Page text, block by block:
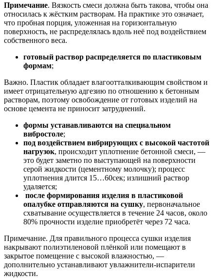
Примечание. Вязкость смеси должна быть такова, чтобы она
относилась к жёстким растворам. На практике это означает,
что пробная порция, уложенная на горизонтальную
поверхность, не распределялась вдоль неё под воздействием
собственного веса.
готовый раствор распределяется по пластиковым
формам;
Важно. Пластик обладает влагоотталкивающим свойством и
имеет отрицательную адгезию по отношению к бетонным
растворам, поэтому освобождение от готовых изделий на
основе цемента не приносит затруднений.
формы устанавливаются на специальном
вибростоле;
под воздействием вибрирующих с высокой частотой
нагрузок, происходит уплотнение бетонной смеси, —
это будет заметно по выступающей на поверхности
серой жидкости (цементному молочку); процесс
уплотнения длится 15…60сек; излишний раствор
удаляется;
после формирования изделия в пластиковой
опалубке отправляются на сушку, первоначальное
схватывание осуществляется в течение 24 часов, около
80% прочности изделие приобретёт через 72 часа.
Примечание. Для правильного процесса сушки изделия
накрывают полиэтиленовой плёнкой или помещают в
закрытое помещение с высокой влажностью, —
дополнительно устанавливают увлажнители-испарители
жидкости.